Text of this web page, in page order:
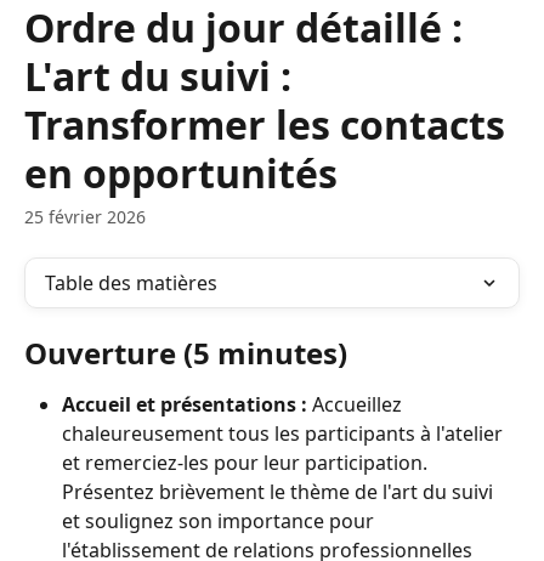
Ordre du jour détaillé :
L'art du suivi :
Transformer les contacts
en opportunités
25 février 2026
Table des matières
Ouverture (5 minutes)
Accueil et présentations : Accueillez
chaleureusement tous les participants à l'atelier
et remerciez-les pour leur participation.
Présentez brièvement le thème de l'art du suivi
et soulignez son importance pour
l'établissement de relations professionnelles